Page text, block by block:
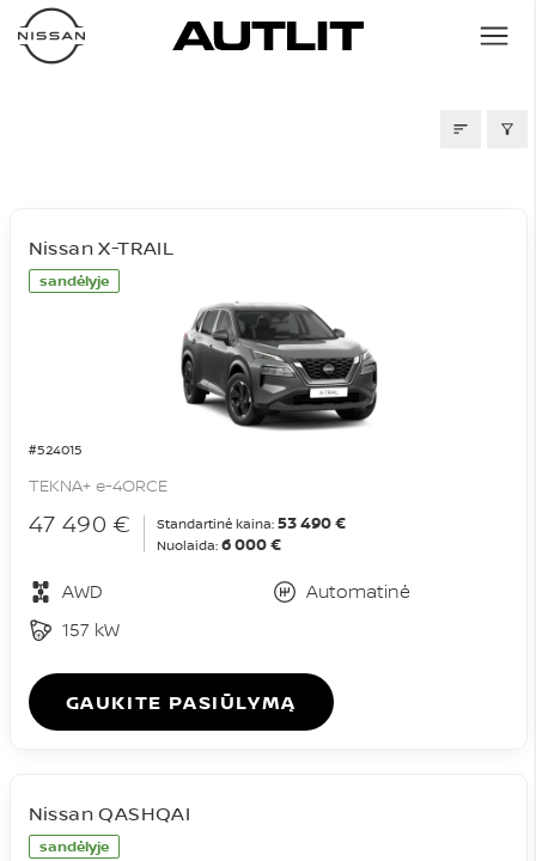
sandėlyje
#524015
Nissan X-TRAIL
TEKNA+ e-4ORCE
47 490 € Standartinė kaina: 53 490 €
Nuolaida: 6 000 €
AWD
Automatinė
157 kW
GAUKITE PASIŪLYMĄ
sandėlyje
Nissan QASHQAI